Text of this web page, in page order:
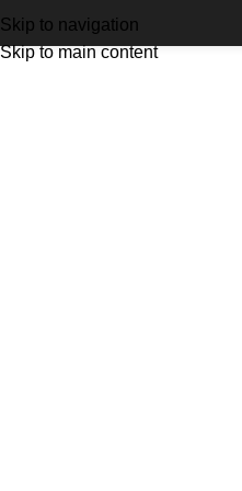
Skip to navigation
Skip to main content